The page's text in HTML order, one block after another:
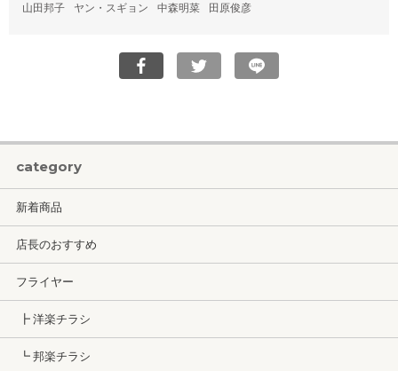
山田邦子
ヤン・スギョン 中森明菜 田原俊彦
category
新着商品
店長のおすすめ
フライヤー
┣ 洋楽チラシ
┗ 邦楽チラシ